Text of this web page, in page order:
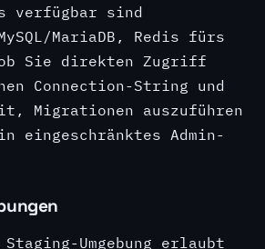
verfügbar sind
MariaDB, Redis fürs
ob Sie direkten Zugriff
Connection-String und
Migrationen auszuführen
Admin-
Umgebung erlaubt